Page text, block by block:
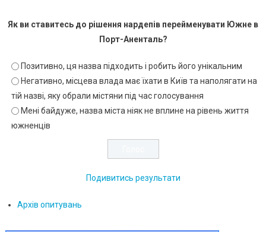
Як ви ставитесь до рішення нардепів перейменувати Южне в
Порт-Аненталь?
Позитивно, ця назва підходить і робить його унікальним
Негативно, місцева влада має їхати в Київ та наполягати на
тій назві, яку обрали містяни під час голосування
Мені байдуже, назва міста ніяк не вплине на рівень життя
южненців
Подивитись результати
Архів опитувань